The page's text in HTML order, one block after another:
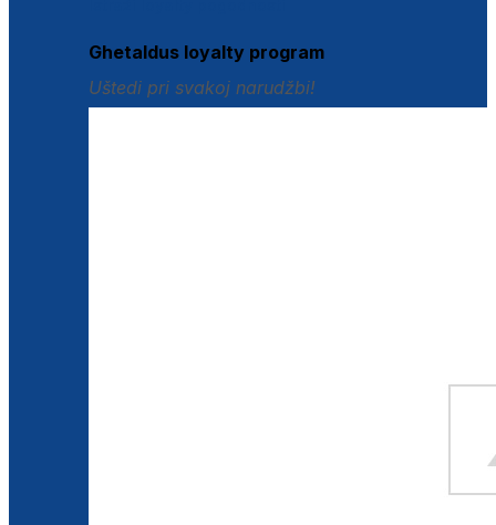
Ghetaldus loyalty program
Uštedi pri svakoj narudžbi!